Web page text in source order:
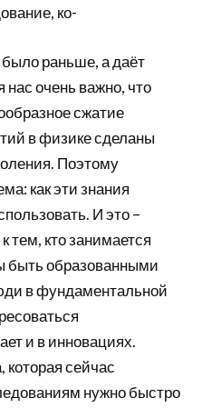
ко-
было раньше, а даёт
очень важно, что
сжатие
в физике сделаны
Поэтому
как эти знания
И это –
тем, кто занимается
быть образованными
в фундаментальной
и в инновациях.
которая сейчас
нужно быстро